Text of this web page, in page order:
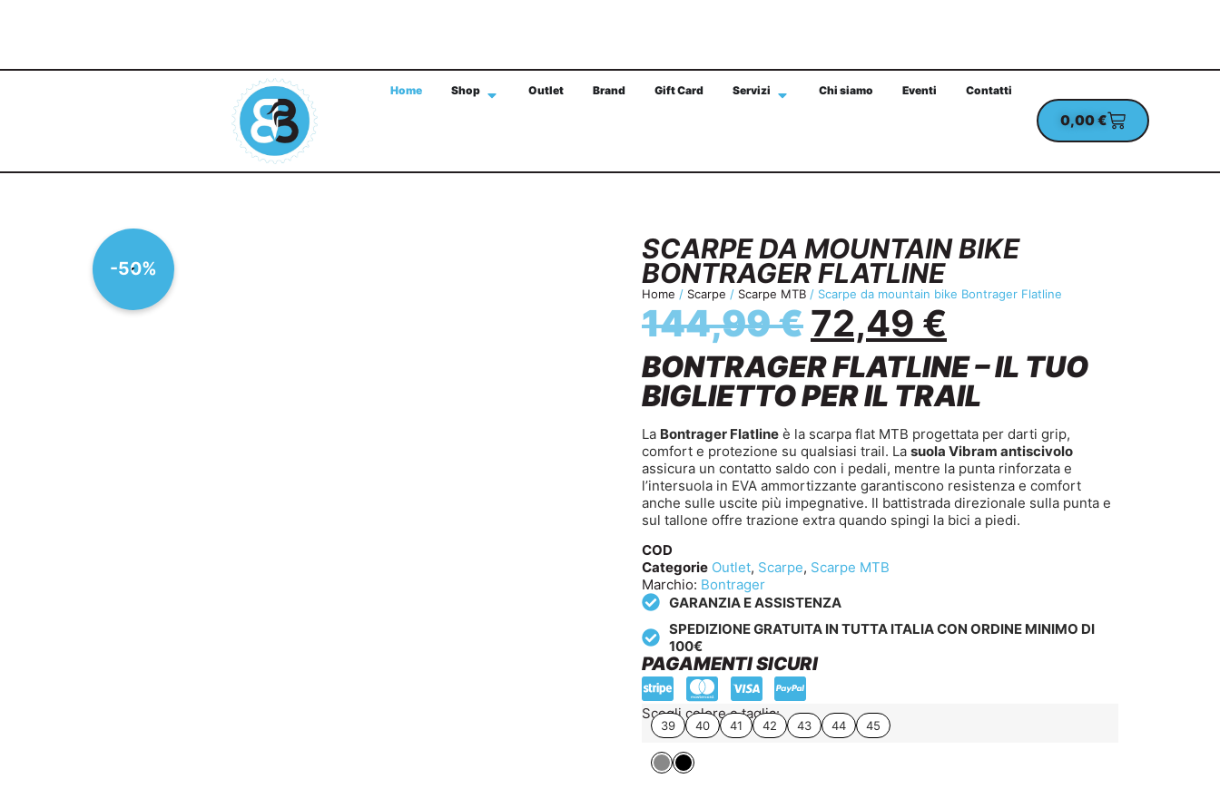
CHECKOUT
0,00€
Home Shop Outlet Brand Gift Card Servizi Chi siamo Eventi Contatti
-50%
SCARPE DA MOUNTAIN BIKE
BONTRAGER FLATLINE
Home / Scarpe / Scarpe MTB / Scarpe da mountain bike Bontrager Flatline
144,99€72,49 €
BONTRAGER FLATLINE – IL TUO
BIGLIETTO PER IL TRAIL
La Bontrager Flatline è la scarpa flat MTB progettata per darti grip,
comfort e protezione su qualsiasi trail. La suola Vibram antiscivolo
assicura un contatto saldo con i pedali, mentre la punta rinforzata e
l’intersuola in EVA ammortizzante garantiscono resistenza e comfort
anche sulle uscite più impegnative. Il battistrada direzionale sulla punta e
sul tallone offre trazione extra quando spingi la bici a piedi.
COD
Categorie Outlet, Scarpe, Scarpe MTB
Marchio: Bontrager
GARANZIA E ASSISTENZA
SPEDIZIONE GRATUITA IN TUTTA ITALIA CON ORDINE MINIMO DI
100€
PAGAMENTI SICURI
Scegli colore e taglia:
39 40 41 42 43 44 45